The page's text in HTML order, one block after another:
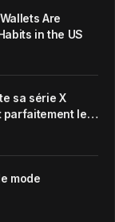
Are
in the US
sa série X
parfaitement le
de la marque
mode